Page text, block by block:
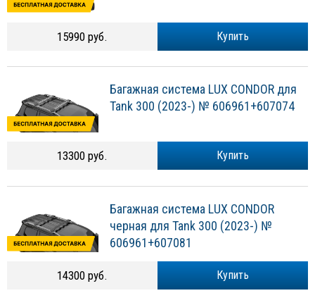
Купить
15990 руб.
Багажная система LUX CONDOR для
Tank 300 (2023-) № 606961+607074
Купить
13300 руб.
Багажная система LUX CONDOR
черная для Tank 300 (2023-) №
606961+607081
Купить
14300 руб.